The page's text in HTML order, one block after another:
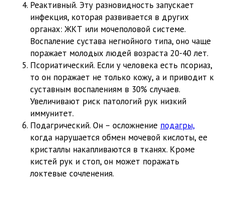
Реактивный. Эту разновидность запускает
инфекция, которая развивается в других
органах: ЖКТ или мочеполовой системе.
Воспаление сустава негнойного типа, оно чаще
поражает молодых людей возраста 20-40 лет.
Псориатический. Если у человека есть псориаз,
то он поражает не только кожу, а и приводит к
суставным воспалениям в 30% случаев.
Увеличивают риск патологий рук низкий
иммунитет.
Подагрический. Он – осложнение подагры,
когда нарушается обмен мочевой кислоты, ее
кристаллы накапливаются в тканях. Кроме
кистей рук и стоп, он может поражать
локтевые сочленения.